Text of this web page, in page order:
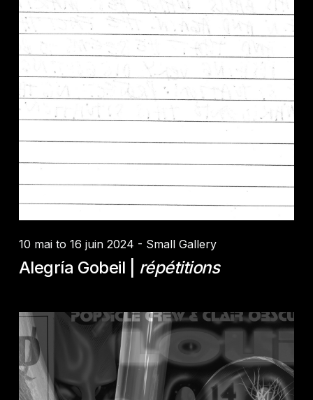
Credit :Alegría Gobeil
10 mai to 16 juin 2024 - Small Gallery
Alegría Gobeil | répétitions